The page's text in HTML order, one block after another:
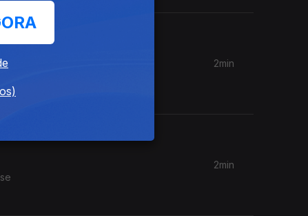
de
2min
2min